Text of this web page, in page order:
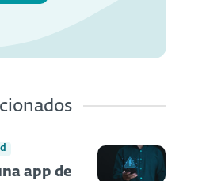
app de